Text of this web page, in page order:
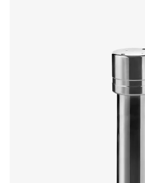
La gamme VT 11-15
en éliminant les
Conçus pour des
garantissent des